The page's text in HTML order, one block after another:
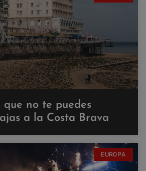
no te puedes
a la Costa Brava
EUROPA